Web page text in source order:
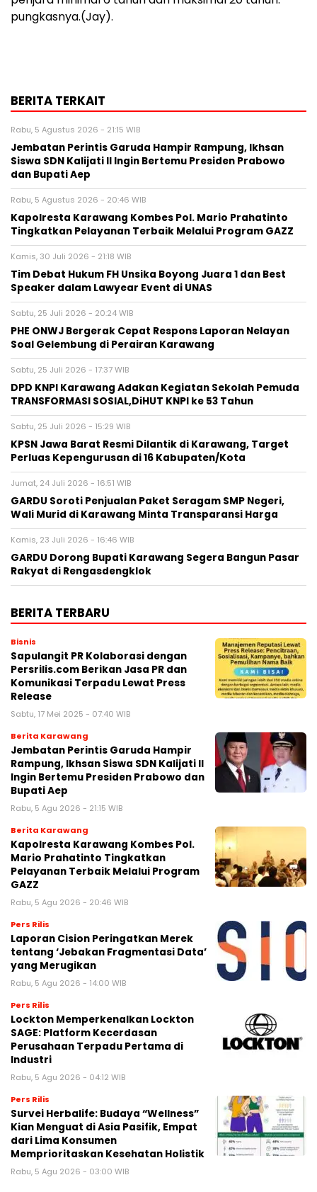
pungkasnya.(Jay).
BERITA TERKAIT
Rabu, 5 Agustus 2026 - 21:15 WIB
Jembatan Perintis Garuda Hampir Rampung, Ikhsan
Siswa SDN Kalijati II Ingin Bertemu Presiden Prabowo
dan Bupati Aep
Rabu, 5 Agustus 2026 - 20:46 WIB
Kapolresta Karawang Kombes Pol. Mario Prahatinto
Tingkatkan Pelayanan Terbaik Melalui Program GAZZ
Kamis, 30 Juli 2026 - 21:18 WIB
​Tim Debat Hukum FH Unsika Boyong Juara 1 dan Best
Speaker dalam Lawyear Event di UNAS
Sabtu, 25 Juli 2026 - 20:24 WIB
PHE ONWJ Bergerak Cepat Respons Laporan Nelayan
Soal Gelembung di Perairan Karawang
Sabtu, 25 Juli 2026 - 17:37 WIB
DPD KNPI Karawang Adakan Kegiatan Sekolah Pemuda
TRANSFORMASI SOSIAL,DiHUT KNPI ke 53 Tahun
Sabtu, 25 Juli 2026 - 15:29 WIB
KPSN Jawa Barat Resmi Dilantik di Karawang, Target
Perluas Kepengurusan di 16 Kabupaten/Kota
Jumat, 24 Juli 2026 - 16:51 WIB
GARDU Soroti Penjualan Paket Seragam SMP Negeri,
Wali Murid di Karawang Minta Transparansi Harga
Kamis, 23 Juli 2026 - 16:46 WIB
GARDU Dorong Bupati Karawang Segera Bangun Pasar
Rakyat di Rengasdengklok
BERITA TERBARU
Bisnis
Sapulangit PR Kolaborasi dengan
Persrilis.com Berikan Jasa PR dan
Komunikasi Terpadu Lewat Press
Release
Sabtu, 17 Mei 2025 - 07:40 WIB
Berita Karawang
Jembatan Perintis Garuda Hampir
Rampung, Ikhsan Siswa SDN Kalijati II
Ingin Bertemu Presiden Prabowo dan
Bupati Aep
Rabu, 5 Agu 2026 - 21:15 WIB
Berita Karawang
Kapolresta Karawang Kombes Pol.
Mario Prahatinto Tingkatkan
Pelayanan Terbaik Melalui Program
GAZZ
Rabu, 5 Agu 2026 - 20:46 WIB
Pers Rilis
Laporan Cision Peringatkan Merek
tentang ‘Jebakan Fragmentasi Data’
yang Merugikan
Rabu, 5 Agu 2026 - 14:00 WIB
Pers Rilis
Lockton Memperkenalkan Lockton
SAGE: Platform Kecerdasan
Perusahaan Terpadu Pertama di
Industri
Rabu, 5 Agu 2026 - 04:12 WIB
Pers Rilis
Survei Herbalife: Budaya “Wellness”
Kian Menguat di Asia Pasifik, Empat
dari Lima Konsumen
Memprioritaskan Kesehatan Holistik
Rabu, 5 Agu 2026 - 03:00 WIB